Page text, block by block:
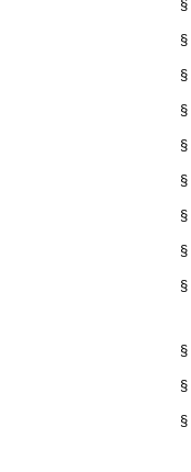
§
§
§
§
§
§
§
§
§
§
§
§